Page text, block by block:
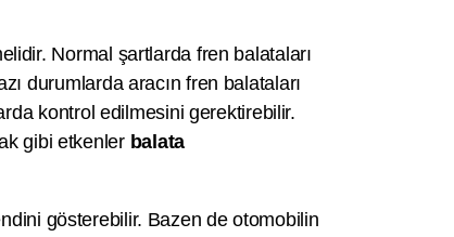
Normal şartlarda fren balataları
durumlarda aracın fren balataları
kontrol edilmesini gerektirebilir.
gibi etkenler balata
gösterebilir. Bazen de otomobilin